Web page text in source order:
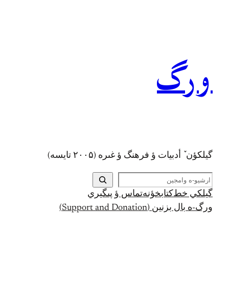
ورگ
گيلکؤن ٚ أدبیات ؤ فرهنگ ؤ غىره (۲۰۰۵ تايسه)
ج
س
ت
ج
گيلکي خط کتابخؤنهتماس ؤ پىگيري
ورگ-ه بال بزنين (Support and Donation)